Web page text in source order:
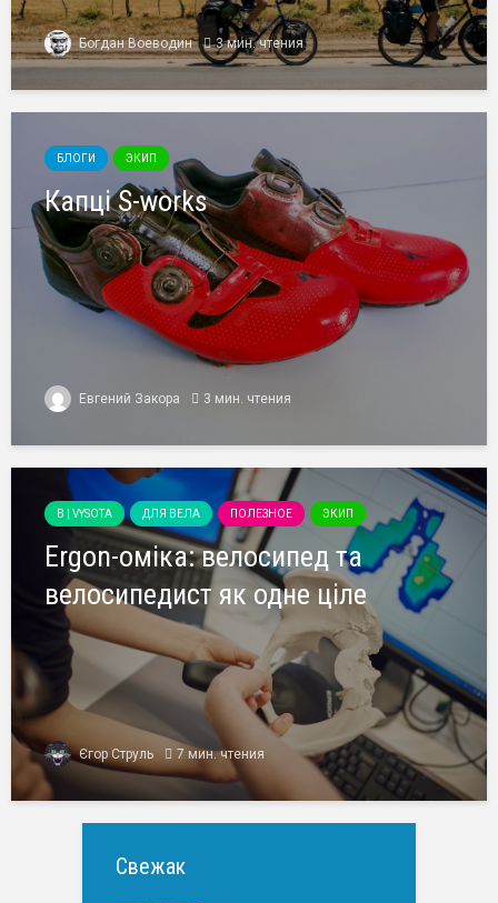
Богдан Воеводин 3 мин. чтения
БЛОГИ ЭКИП
Капці S-works
Евгений Закора 3 мин. чтения
B | VYSOTA ДЛЯ ВЕЛА ПОЛЕЗНОЕ ЭКИП
Ergon-оміка: велосипед та
велосипедист як одне ціле
Єгор Струль 7 мин. чтения
Свежак